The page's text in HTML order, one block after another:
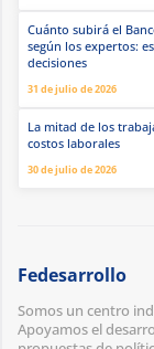
Cuánto subirá el
según los expertos:
decisiones
31 de julio de 2026
La mitad de los
costos laborales
30 de julio de 2026
Fedesarrollo
Somos un centro
Apoyamos el